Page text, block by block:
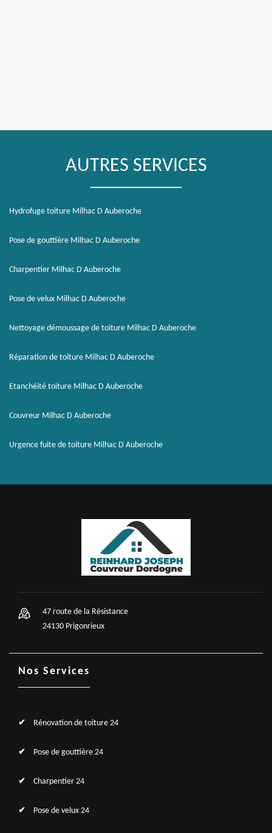
AUTRES SERVICES
Hydrofuge toiture Milhac D Auberoche
Pose de gouttière Milhac D Auberoche
Charpentier Milhac D Auberoche
Pose de velux Milhac D Auberoche
Nettoyage démoussage de toiture Milhac D Auberoche
Réparation de toiture Milhac D Auberoche
Etanchéité toiture Milhac D Auberoche
Couvreur Milhac D Auberoche
Urgence fuite de toiture Milhac D Auberoche
47 route de la Résistance
24130 Prigonrieux
Nos Services
Rénovation de toiture 24
Pose de gouttière 24
Charpentier 24
Pose de velux 24